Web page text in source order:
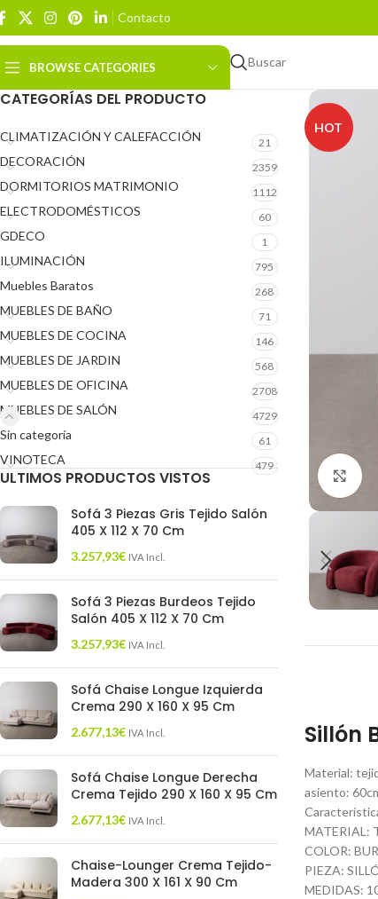
Contacto
BROWSE CATEGORIES Buscar
CATEGORÍAS DEL PRODUCTO
CLIMATIZACIÓN Y CALEFACCIÓN 21
DECORACIÓN 2359
DORMITORIOS MATRIMONIO 1112
ELECTRODOMÉSTICOS 60
GDECO 1
ILUMINACIÓN 795
Muebles Baratos 268
MUEBLES DE BAÑO 71
MUEBLES DE COCINA 146
MUEBLES DE JARDIN 568
MUEBLES DE OFICINA 2708
MUEBLES DE SALÓN 4729
Sin categoría 61
VINOTECA 479
ULTIMOS PRODUCTOS VISTOS
Sofá 3 Piezas Gris Tejido Salón
405 X 112 X 70 Cm
3.257,93€ IVA Incl.
Sofá 3 Piezas Burdeos Tejido
Salón 405 X 112 X 70 Cm
3.257,93€ IVA Incl.
Sofá Chaise Longue Izquierda
Crema 290 X 160 X 95 Cm
2.677,13€ IVA Incl.
Sofá Chaise Longue Derecha
Crema Tejido 290 X 160 X 95 Cm
2.677,13€ IVA Incl.
Chaise-Lounger Crema Tejido-
Madera 300 X 161 X 90 Cm
HOT
Sillón
Material:
asiento:
MATERIAL:
COLOR:
PIEZA:
MEDIDAS: